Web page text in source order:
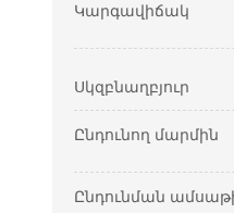
Կարգավիճակ
Սկզբնաղբյուր
Ընդունող մարմին
Ընդունման